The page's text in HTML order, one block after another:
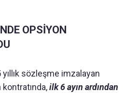
OPSİYON
sözleşme imzalayan
ilk 6 ayın ardından